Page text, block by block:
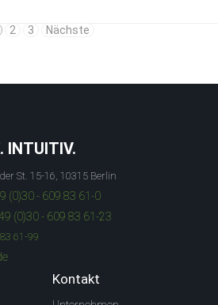
2 3 Nächste
INTUITIV.
St. 15-16, 10315 Berlin
(0)30 - 609 83 61-0
(0)30 - 609 83 61-23
61-99
Kontakt